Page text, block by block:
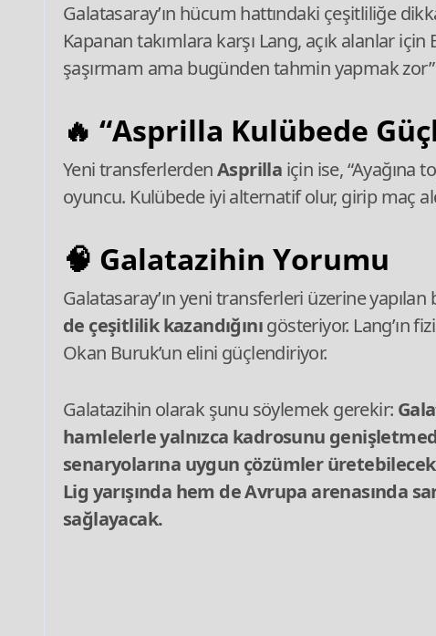
Galatasaray’ın hücum hattındaki çeşitliliğe
Kapanan takımlara karşı Lang, açık alanlar
şaşırmam ama bugünden tahmin yapmak
🔥 “Asprilla Kulübede
Yeni transferlerdenAsprilla için ise, “Ayağına
oyuncu. Kulübede iyi alternatif olur, girip maç
🧠 Galatazihin Yorumu
Galatasaray’ın yeni transferleri üzerine yapılan
de çeşitlilik kazandığınıgösteriyor. Lang’ın
Okan Buruk’un elini güçlendiriyor.
Galatazihin olarak şunu söylemek gerekir:
hamlelerle yalnızca kadrosunu
senaryolarına uygun çözümler
Lig yarışında hem de Avrupa arenasında
sağlayacak.